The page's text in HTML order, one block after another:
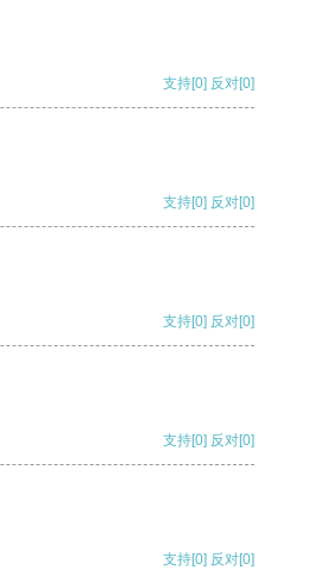
支持[0] 反对[0]
支持[0] 反对[0]
支持[0] 反对[0]
支持[0] 反对[0]
支持[0] 反对[0]